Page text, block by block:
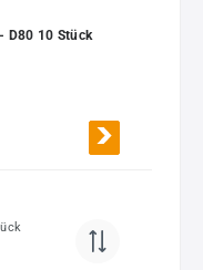
D80 10 Stück